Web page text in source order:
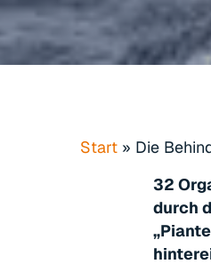
Start » Die
32
durch